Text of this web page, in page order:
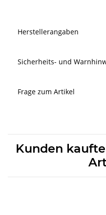
Herstellerangaben
Sicherheits- und
Frage zum Artikel
Kunden